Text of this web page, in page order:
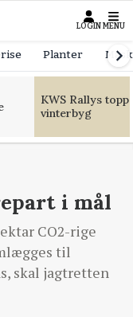
LOGIN MENU
Planter
KWS Rallys
vinterbyg
i mål
CO2-rige
til
skal jagtretten